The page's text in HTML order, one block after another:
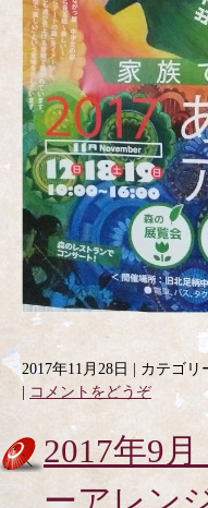
2017年11月28日 カテゴリ
コメントをどうぞ
2017年9